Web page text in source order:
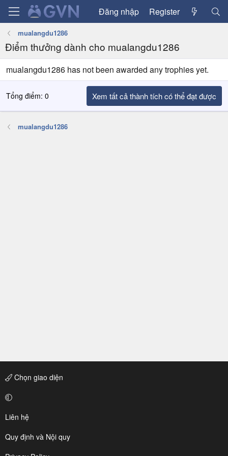
Đăng nhập Register
mualangdu1286
Điểm thưởng dành cho mualangdu1286
mualangdu1286 has not been awarded any trophies yet.
Tổng điểm: 0 Xem tất cả thành tích có thể đạt được
mualangdu1286
Chọn giao diện
Liên hệ
Quy định và Nội quy